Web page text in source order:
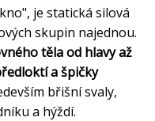
je statická silová
skupin najednou.
těla od hlavy až
a špičky
břišní svaly,
a hýždí.